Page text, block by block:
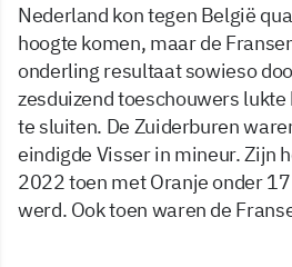
Nederland kon tegen België
hoogte komen, maar de
onderling resultaat sowieso
zesduizend toeschouwers
te sluiten. De Zuiderburen
eindigde Visser in mineur. Zijn
2022 toen met Oranje onder
werd. Ook toen waren de